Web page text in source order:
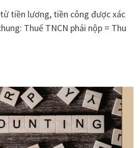
tiền lương, tiền công được xác
Thuế TNCN phải nộp = Thu